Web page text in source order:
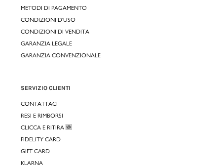
METODI DI PAGAMENTO
CONDIZIONI D'USO
CONDIZIONI DI VENDITA
GARANZIA LEGALE
GARANZIA CONVENZIONALE
SERVIZIO CLIENTI
CONTATTACI
RESI E RIMBORSI
CLICCA E RITIRA 🆕
FIDELITY CARD
GIFT CARD
KLARNA